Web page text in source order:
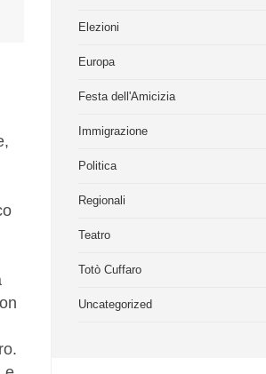
Elezioni
Europa
Festa dell'Amicizia
Immigrazione
Politica
Regionali
Teatro
Totò Cuffaro
Uncategorized